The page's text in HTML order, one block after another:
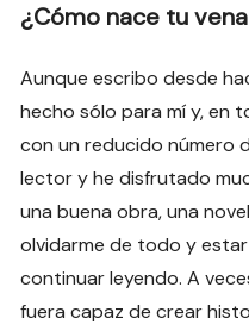
¿Cómo nace tu
Aunque escribo desde
hecho sólo para mí y, en
con un reducido número
lector y he disfrutado
una buena obra, una
olvidarme de todo y
continuar leyendo. A
fuera capaz de crear